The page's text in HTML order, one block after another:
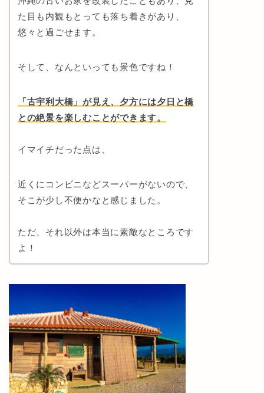
た目も内観もとっても落ち着きがあり、
悠々と過ごせます。
そして、なんといっても景色ですね！
「古宇利大橋」が見え、夕方には夕日と橋
との絶景を楽しむことができます。
イマイチだった点は、
近くにコンビニなどスーパーがないので、
そこが少し不便かなと感じました。
ただ、それ以外は本当に素敵なところです
よ！